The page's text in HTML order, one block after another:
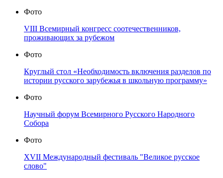
Фото
VIII Всемирный конгресс соотечественников,
проживающих за рубежом
Фото
Круглый стол «Необходимость включения разделов по
истории русского зарубежья в школьную программу»
Фото
Научный форум Всемирного Русского Народного
Собора
Фото
XVII Международный фестиваль "Великое русское
слово"